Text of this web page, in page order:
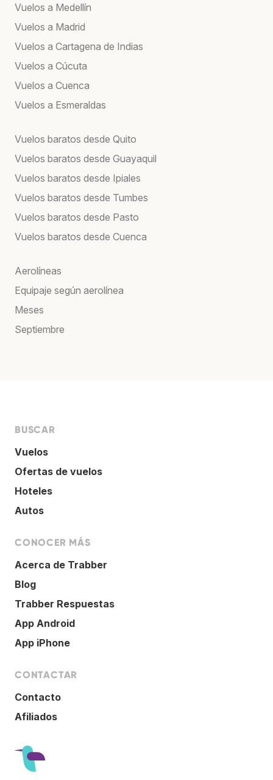
Vuelos a Medellín
Vuelos a Madrid
Vuelos a Cartagena de Indias
Vuelos a Cúcuta
Vuelos a Cuenca
Vuelos a Esmeraldas
Vuelos baratos desde Quito
Vuelos baratos desde Guayaquil
Vuelos baratos desde Ipiales
Vuelos baratos desde Tumbes
Vuelos baratos desde Pasto
Vuelos baratos desde Cuenca
Aerolíneas
Equipaje según aerolínea
Meses
Septiembre
BUSCAR
Vuelos
Ofertas de vuelos
Hoteles
Autos
CONOCER MÁS
Acerca de Trabber
Blog
Trabber Respuestas
App Android
App iPhone
CONTACTAR
Contacto
Afiliados